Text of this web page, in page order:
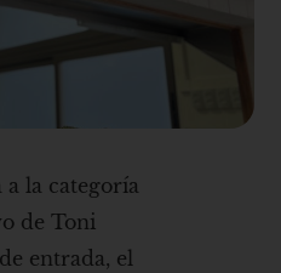
a la categoría
de Toni
entrada, el